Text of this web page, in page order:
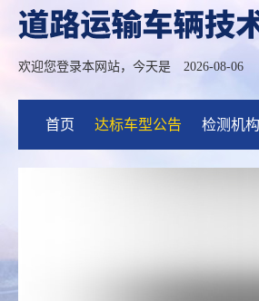
欢迎您登录本网站，今天是 2026-08-06
首页 达标车型公告 检测机